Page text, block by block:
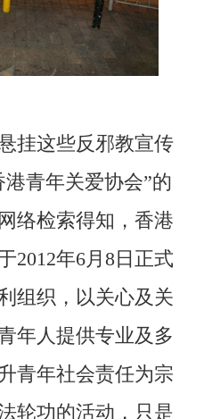
这些反邪教宣传
青年关爱协会”的
络检索得知，香港
2012年6月8日正式
组织，以关心及关
年人提供专业及多
青年社会责任为宗
轮功的活动，只是